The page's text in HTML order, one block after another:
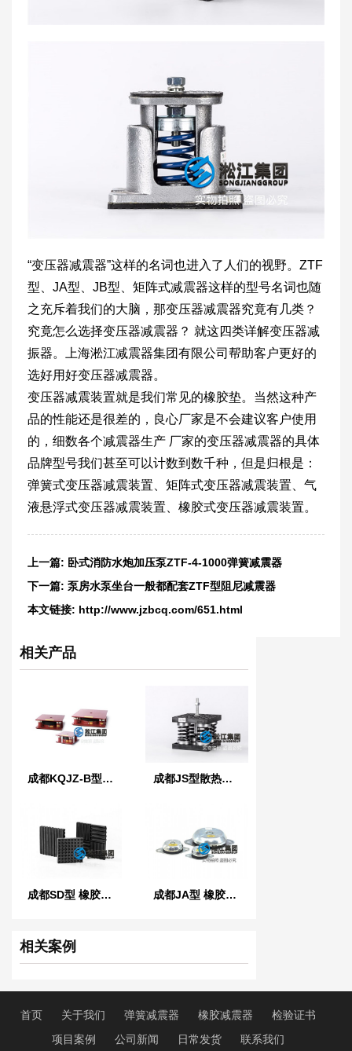
“变压器减震器”这样的名词也进入了人们的视野。ZTF
型、JA型、JB型、矩阵式减震器这样的型号名词也随
之充斥着我们的大脑，那变压器减震器究竟有几类？
究竟怎么选择变压器减震器？ 就这四类详解变压器减
振器。上海淞江减震器集团有限公司帮助客户更好的
选好用好变压器减震器。
变压器减震装置就是我们常见的橡胶垫。当然这种产
品的性能还是很差的，良心厂家是不会建议客户使用
的，细数各个减震器生产 厂家的变压器减震器的具体
品牌型号我们甚至可以计数到数千种，但是归根是：
弹簧式变压器减震装置、矩阵式变压器减震装置、气
液悬浮式变压器减震装置、橡胶式变压器减震装置。
上一篇: 卧式消防水炮加压泵ZTF-4-1000弹簧减震器
下一篇: 泵房水泵坐台一般都配套ZTF型阻尼减震器
本文链接: http://www.jzbcq.com/651.html
相关产品
成都KQJZ-B型 阻尼空气减振器 成都JS型散热水塔弹簧减震器
成都SD型 橡胶减振垫 成都JA型 橡胶减振器
相关案例
首页 关于我们 弹簧减震器 橡胶减震器
检验证书
项目案例
公司新闻 日常发货 联系我们